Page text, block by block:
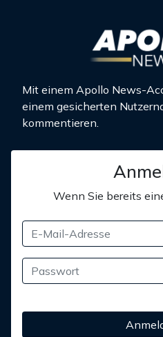
Mit einem Apollo News-
einem gesicherten
kommentieren.
Wenn Sie bereits